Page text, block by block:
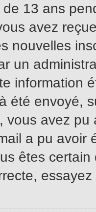
13 ans
avez
nouvelles
un
information
été envoyé,
vous avez
a pu
êtes